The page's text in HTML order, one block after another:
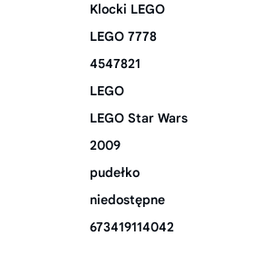
Klocki LEGO
LEGO 7778
4547821
LEGO
LEGO Star Wars
2009
pudełko
niedostępne
673419114042